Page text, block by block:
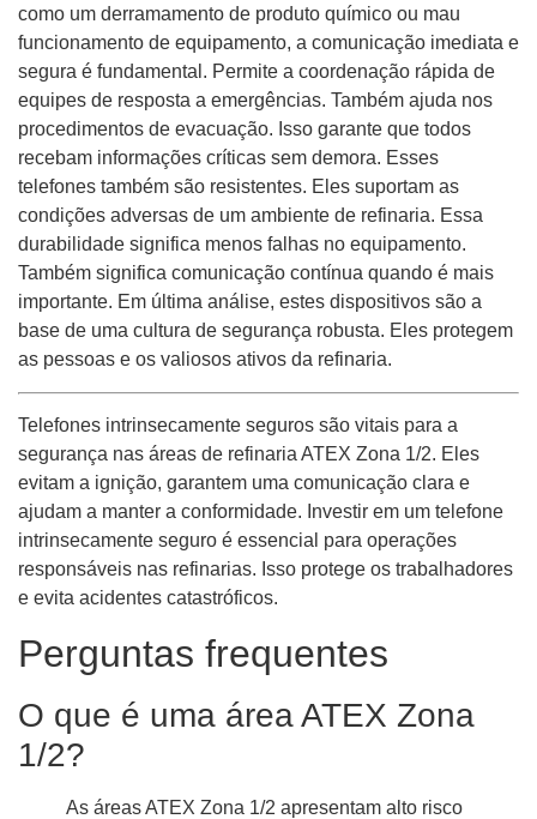
como um derramamento de produto químico ou mau
funcionamento de equipamento, a comunicação imediata e
segura é fundamental. Permite a coordenação rápida de
equipes de resposta a emergências. Também ajuda nos
procedimentos de evacuação. Isso garante que todos
recebam informações críticas sem demora. Esses
telefones também são resistentes. Eles suportam as
condições adversas de um ambiente de refinaria. Essa
durabilidade significa menos falhas no equipamento.
Também significa comunicação contínua quando é mais
importante. Em última análise, estes dispositivos são a
base de uma cultura de segurança robusta. Eles protegem
as pessoas e os valiosos ativos da refinaria.
Telefones intrinsecamente seguros são vitais para a
segurança nas áreas de refinaria ATEX Zona 1/2. Eles
evitam a ignição, garantem uma comunicação clara e
ajudam a manter a conformidade. Investir em um telefone
intrinsecamente seguro é essencial para operações
responsáveis ​​nas refinarias. Isso protege os trabalhadores
e evita acidentes catastróficos.
Perguntas frequentes
O que é uma área ATEX Zona
1/2?
As áreas ATEX Zona 1/2 apresentam alto risco